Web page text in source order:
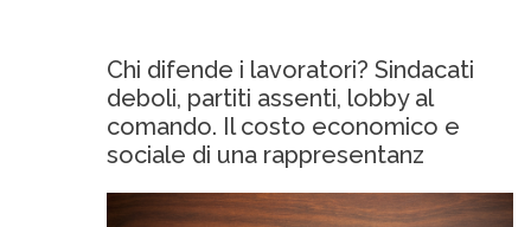
Chi difende i lavoratori? Sindacati
deboli, partiti assenti, lobby al
comando. Il costo economico e
sociale di una rappresentanz